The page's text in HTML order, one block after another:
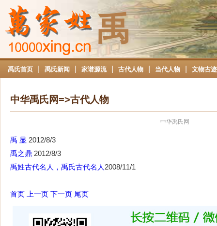
禹
禹氏首页 禹氏新闻 家谱源流 古代人物 当代人物 文物古迹
中华禹氏网=>古代人物
中华禹氏网
禹 显 2012/8/3
禹之鼎 2012/8/3
禹姓古代名人，禹氏古代名人 2008/11/1
首页 上一页 下一页 尾页